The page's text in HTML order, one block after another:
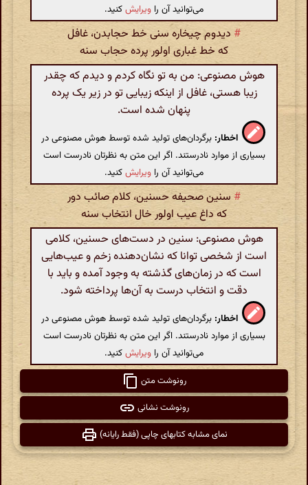
می‌توانید آن را ویرایشکنید.
# دیدوم چیخاره سنی خط حجابدن، غافل
که خط غباری اولور پرده حجاب سنه
هوش مصنوعی: من به تو نگاه کردم و دیدم که چقدر
زیبا هستی، غافل از اینکه زیبایی تو در زیر یک پرده
پنهان شده است.
اخطار: برگردان‌های تولید شده توسط هوش مصنوعی در
بسیاری از موارد نادرستند. اگر این متن به نظرتان نادرست است
می‌توانید آن را ویرایشکنید.
# سنین صحیفه حسنین، کلام صائب دور
که داغ عیب اولور خال انتخاب سنه
هوش مصنوعی: سنین در دست‌های حسنین، کلامی
است از شخصی توانا که نشان‌دهنده زخم و عیب‌هایی
است که در زمان‌های گذشته به وجود آمده و باید با
دقت و انتخاب درست به آن‌ها پرداخته شود.
اخطار: برگردان‌های تولید شده توسط هوش مصنوعی در
بسیاری از موارد نادرستند. اگر این متن به نظرتان نادرست است
می‌توانید آن را ویرایشکنید.
رونوشت متن
رونوشت نشانی
نمای مشابه کتابهای چاپی (فقط رایانه)